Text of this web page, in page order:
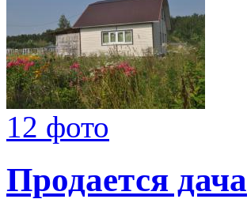
12 фото
Продается дача